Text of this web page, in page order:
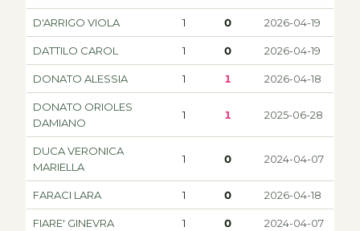
D'ARRIGO VIOLA 1 0 2026-04-19
DATTILO CAROL 1 0 2026-04-19
DONATO ALESSIA 1 1 2026-04-18
DONATO ORIOLES
DAMIANO
1 1 2025-06-28
DUCA VERONICA
MARIELLA
1 0 2024-04-07
FARACI LARA 1 0 2026-04-18
FIARE' GINEVRA 1 0 2024-04-07